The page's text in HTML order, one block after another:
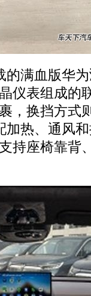
满血版华为
仪表组成的
，换挡方式
加热、通风
持座椅靠背